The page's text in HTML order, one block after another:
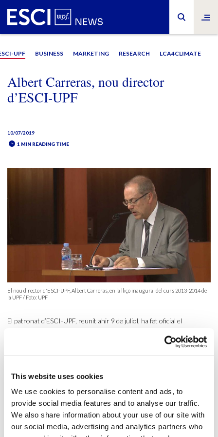
This website uses cookies
We use cookies to personalise content and ads, to
provide social media features and to analyse our traffic.
We also share information about your use of our site with
our social media, advertising and analytics partners who
UPF BUSINESS MARKETING RESEARCH LCA4CLIMATE
Albert Carreras, nou director
d’ESCI-UPF
10/07/2019
1 MIN READING TIME
El nou director d'ESCI-UPF, Albert Carreras, en la lliçó inaugural del curs 2013-2014 de
la UPF / Foto: UPF
El patronat d’ESCI-UPF, reunit ahir 9 de juliol, ha fet oficial el
economista i catedràtic d’Història i Institucions Econòmiques a la
Barcelona (UAB), a la Universitat de Barcelona (UB) i a l’Institut
Universitari Europeu de Florència; i ha ocupat diversos càrrecs dins
l’organigrama de la Universitat Pompeu Fabra (UPF).
D’altra banda, entre el 2011 i el 2016 va ser Secretari d’Economia i
Finances i després Secretari General del Departament d’Economia i